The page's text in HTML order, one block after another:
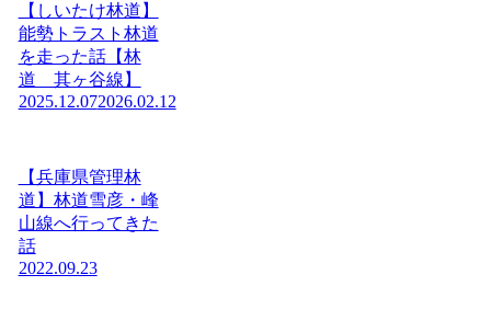
【しいたけ林道】
能勢トラスト林道
を走った話【林
道 其ヶ谷線】
2025.12.072026.02.12
【兵庫県管理林
道】林道雪彦・峰
山線へ行ってきた
話
2022.09.23